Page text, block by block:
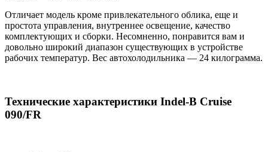
Отличает модель кроме привлекательного облика, еще и
простота управления, внутреннее освещение, качество
комплектующих и сборки. Несомненно, понравится вам и
довольно широкий диапазон существующих в устройстве
рабочих температур. Вес автохолодильника — 24 килограмма.
Технические характеристики Indel-B Cruise
090/FR